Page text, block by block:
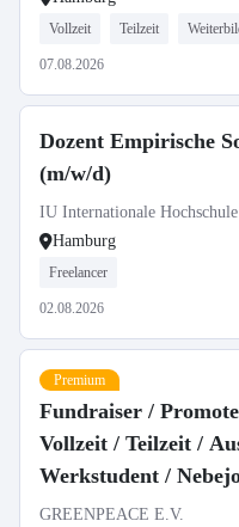
Vollzeit Teilzeit
07.08.2026
Dozent Empirische
(m/w/d)
IU Internationale Hochschule
Hamburg
Freelancer
02.08.2026
Premium
Fundraiser /
Vollzeit / Teilzeit /
Werkstudent /
GREENPEACE E.V.